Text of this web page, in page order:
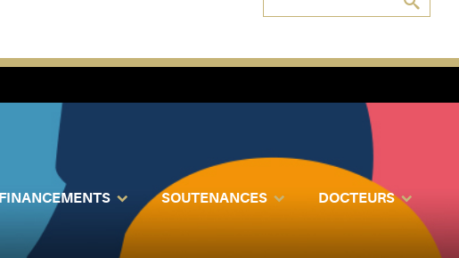
FINANCEMENTS SOUTENANCES DOCTEURS